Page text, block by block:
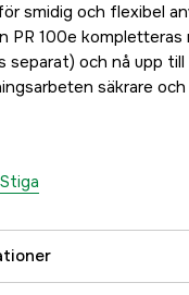
smidig och flexibel
PR 100e kompletteras
separat) och nå upp till
säkrare och